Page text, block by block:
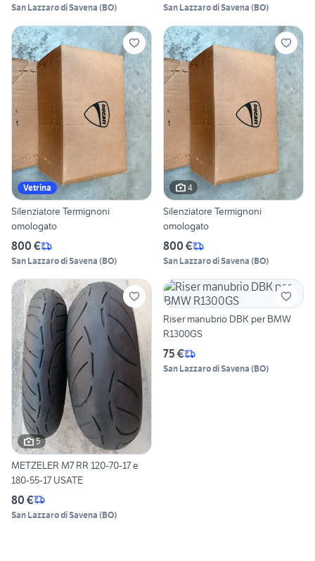
San Lazzaro di Savena (BO) San Lazzaro di Savena (BO)
Vetrina
Silenziatore Termignoni
omologato
800 €
San Lazzaro di Savena (BO)
4
Silenziatore Termignoni
omologato
800 €
San Lazzaro di Savena (BO)
5
METZELER M7 RR 120-70-17 e
180-55-17 USATE
80 €
San Lazzaro di Savena (BO)
Riser manubrio DBK per BMW
R1300GS
75 €
San Lazzaro di Savena (BO)